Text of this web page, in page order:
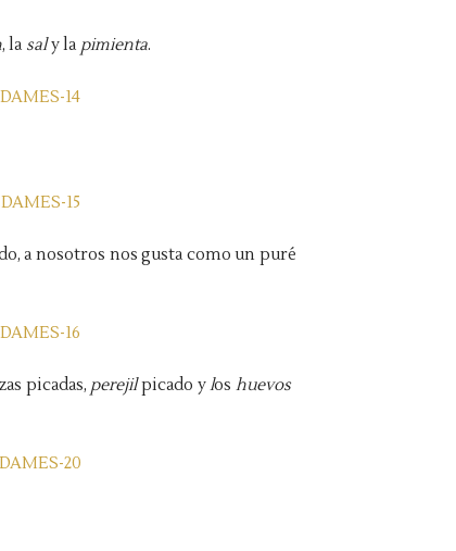
, la saly la pimienta.
a nosotros nos gusta como un puré
picadas, perejilpicado ylos huevos